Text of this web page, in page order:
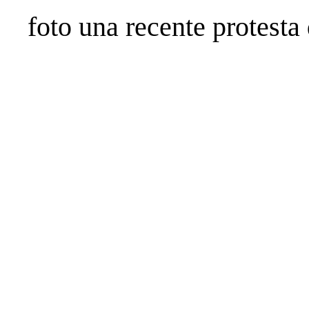
foto una recente